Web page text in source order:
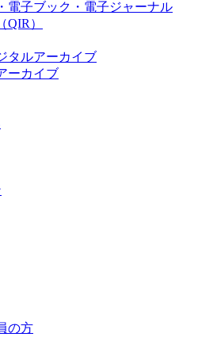
電子ブック・電子ジャーナル
QIR）
タルアーカイブ
ーカイブ
の方